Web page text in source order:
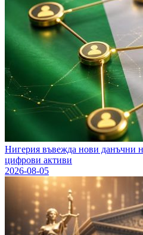
Нигерия въвежда нови данъчни
цифрови активи
2026-08-05